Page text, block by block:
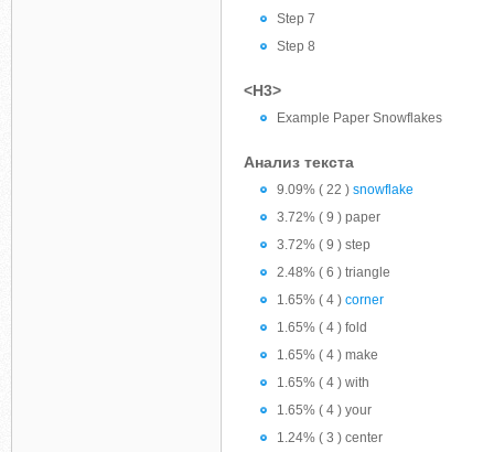
Step 7
Step 8
<H3>
Example Paper Snowflakes
Анализ текста
9.09% ( 22 ) snowflake
3.72% ( 9 ) paper
3.72% ( 9 ) step
2.48% ( 6 ) triangle
1.65% ( 4 ) corner
1.65% ( 4 ) fold
1.65% ( 4 ) make
1.65% ( 4 ) with
1.65% ( 4 ) your
1.24% ( 3 ) center